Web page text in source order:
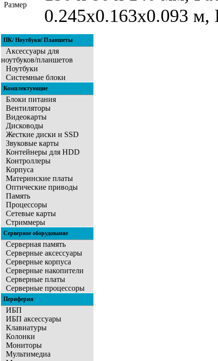
Размер
0.245x0.163x0.093 м,
ПК/ Ноутбуки/ Планшеты
Аксессуары для
ноутбуков/планшетов
Ноутбуки
Системные блоки
Комплектующие
Блоки питания
Вентиляторы
Видеокарты
Дисководы
Жесткие диски и SSD
Звуковые карты
Контейнеры для HDD
Контроллеры
Корпуса
Материнские платы
Оптические приводы
Память
Процессоры
Сетевые карты
Стриммеры
Серверное оборудование
Серверная память
Серверные аксессуары
Серверные корпуса
Серверные накопители
Серверные платы
Серверные процессоры
Периферия
ИБП
ИБП аксессуары
Клавиатуры
Колонки
Мониторы
Мультимедиа